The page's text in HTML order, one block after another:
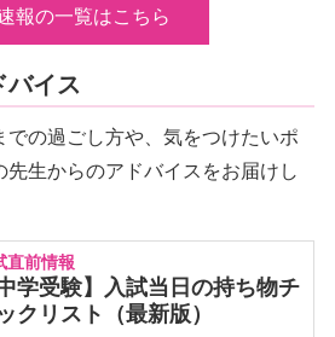
報の一覧はこちら
バイス
での過ごし方や、気をつけたいポ
生からのアドバイスをお届けし
直前情報
中学受験】入試当日の持ち物チ
クリスト（最新版）